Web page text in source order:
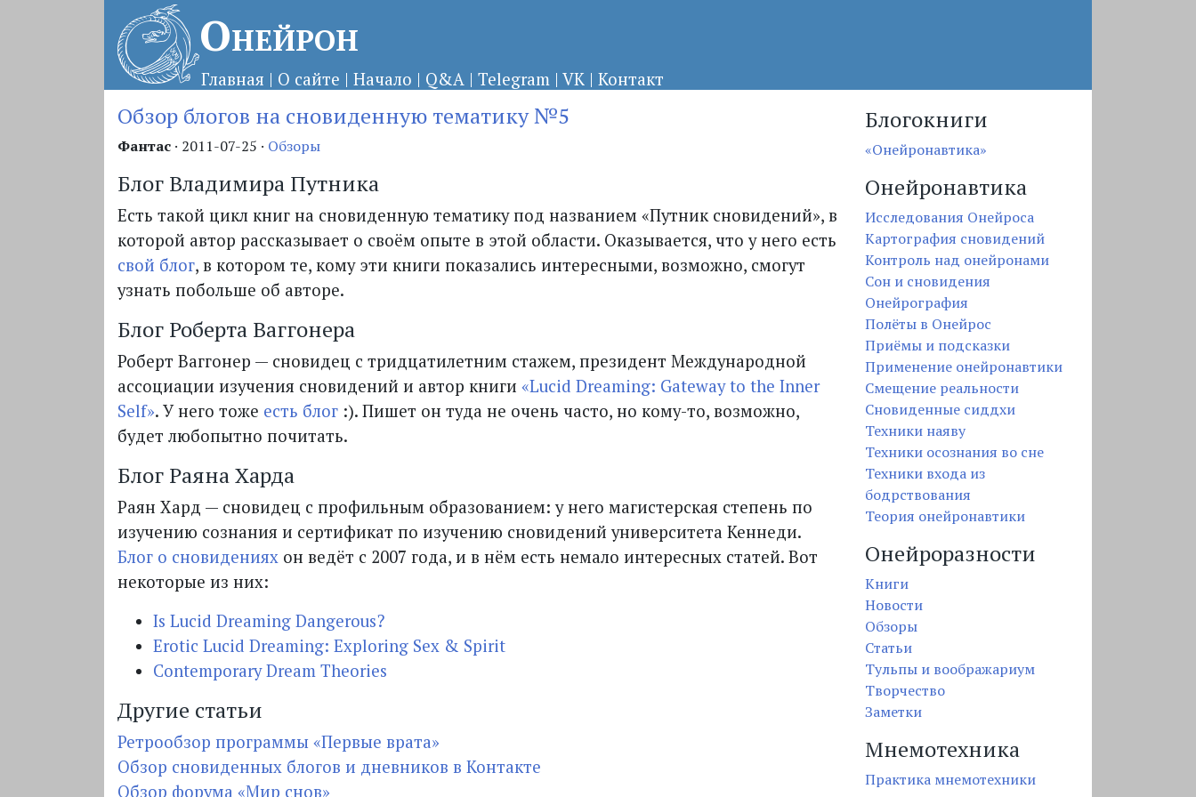
Онейрон
Главная | О сайте |Начало | Q&A |Telegram |VK |Контакт
Обзор блогов на сновиденную тематику №5
Фантас · 2011-07-25 · Обзоры
Блог Владимира Путника
Есть такой цикл книг на сновиденную тематику под названием «Путник сновидений», в
которой автор рассказывает о своём опыте в этой области. Оказывается, что у него есть
свой блог, в котором те, кому эти книги показались интересными, возможно, смогут
узнать побольше об авторе.
Блог Роберта Ваггонера
Роберт Ваггонер — сновидец с тридцатилетним стажем, президент Международной
ассоциации изучения сновидений и автор книги«Lucid Dreaming: Gateway to the Inner
Self». У него тоже есть блог :). Пишет он туда не очень часто, но кому-то, возможно,
будет любопытно почитать.
Блог Раяна Харда
Раян Хард — сновидец с профильным образованием: у него магистерская степень по
изучению сознания и сертификат по изучению сновидений университета Кеннеди.
Блог о сновидениях он ведёт с 2007 года, и в нём есть немало интересных статей. Вот
некоторые из них:
Is Lucid Dreaming Dangerous?
Erotic Lucid Dreaming: Exploring Sex & Spirit
Contemporary Dream Theories
Другие статьи
Ретрообзор программы «Первые врата»
Обзор сновиденных блогов и дневников в Контакте
Обзор форума «Мир снов»
Блогокниги
«Онейронавтика»
Онейронавтика
Исследования Онейроса
Картография сновидений
Контроль над онейронами
Сон и сновидения
Онейрография
Полёты в Онейрос
Приёмы и подсказки
Применение онейронавтики
Смещение реальности
Сновиденные сиддхи
Техники наяву
Техники осознания во сне
Техники входа из
бодрствования
Теория онейронавтики
Онейроразности
Книги
Новости
Обзоры
Статьи
Тульпы и воображариум
Творчество
Заметки
Мнемотехника
Практика мнемотехники